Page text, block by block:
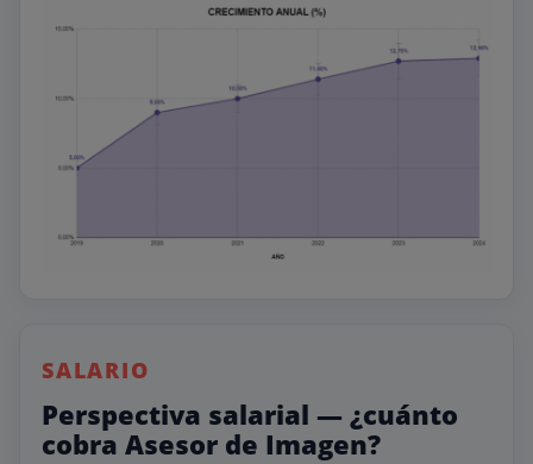
SALARIO
Perspectiva salarial — ¿cuánto
cobra Asesor de Imagen?